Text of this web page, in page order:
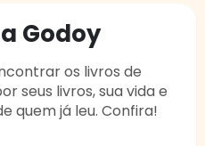
Godoy
os livros de
seus livros, sua vida e
quem já leu. Confira!